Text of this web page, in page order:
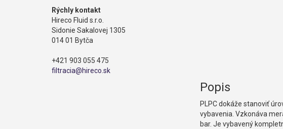
Rýchly kontakt
Hireco Fluid s.r.o.
Sidonie Sakalovej 1305
014 01 Bytča
+421 903 055 475
filtracia@hireco.sk
Popis
PLPC dokáže stanoviť
vybavenia. Vzkonáva
bar. Je vybavený